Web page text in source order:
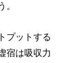
。
プットする
宿は吸収力